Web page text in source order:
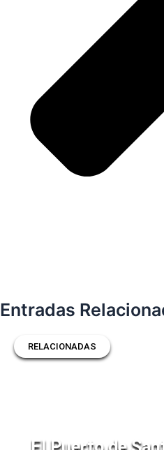
Entradas
RELACIONADAS